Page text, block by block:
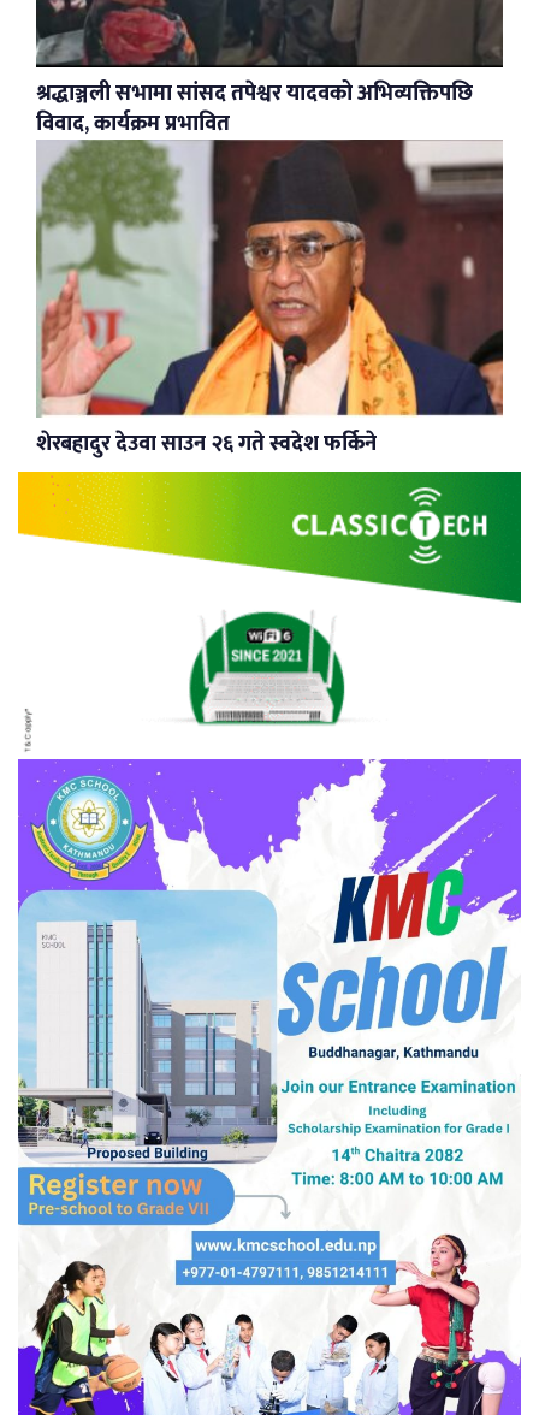
श्रद्धाञ्जली सभामा सांसद तपेश्वर यादवको अभिव्यक्तिपछि
विवाद, कार्यक्रम प्रभावित
शेरबहादुर देउवा साउन २६ गते स्वदेश फर्किने